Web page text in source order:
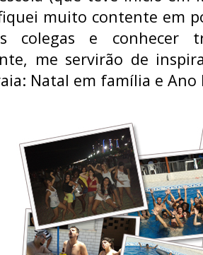
muito contente em
colegas e conhecer
me servirão de
Natal em família e Ano